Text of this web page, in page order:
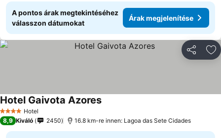
A pontos árak megtekintéséhez
válasszon dátumokat
Árak megjelenítése
4 KategóriaHotel
Hotel Gaivota Azores
8,9 Kiváló 2450 16.8 km-re innen: Lagoa das Sete Cidades